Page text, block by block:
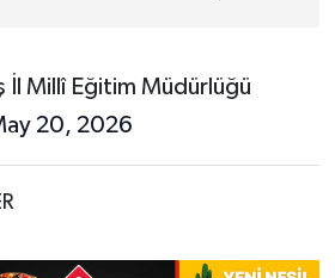
İl Millî Eğitim Müdürlüğü
20, 2026